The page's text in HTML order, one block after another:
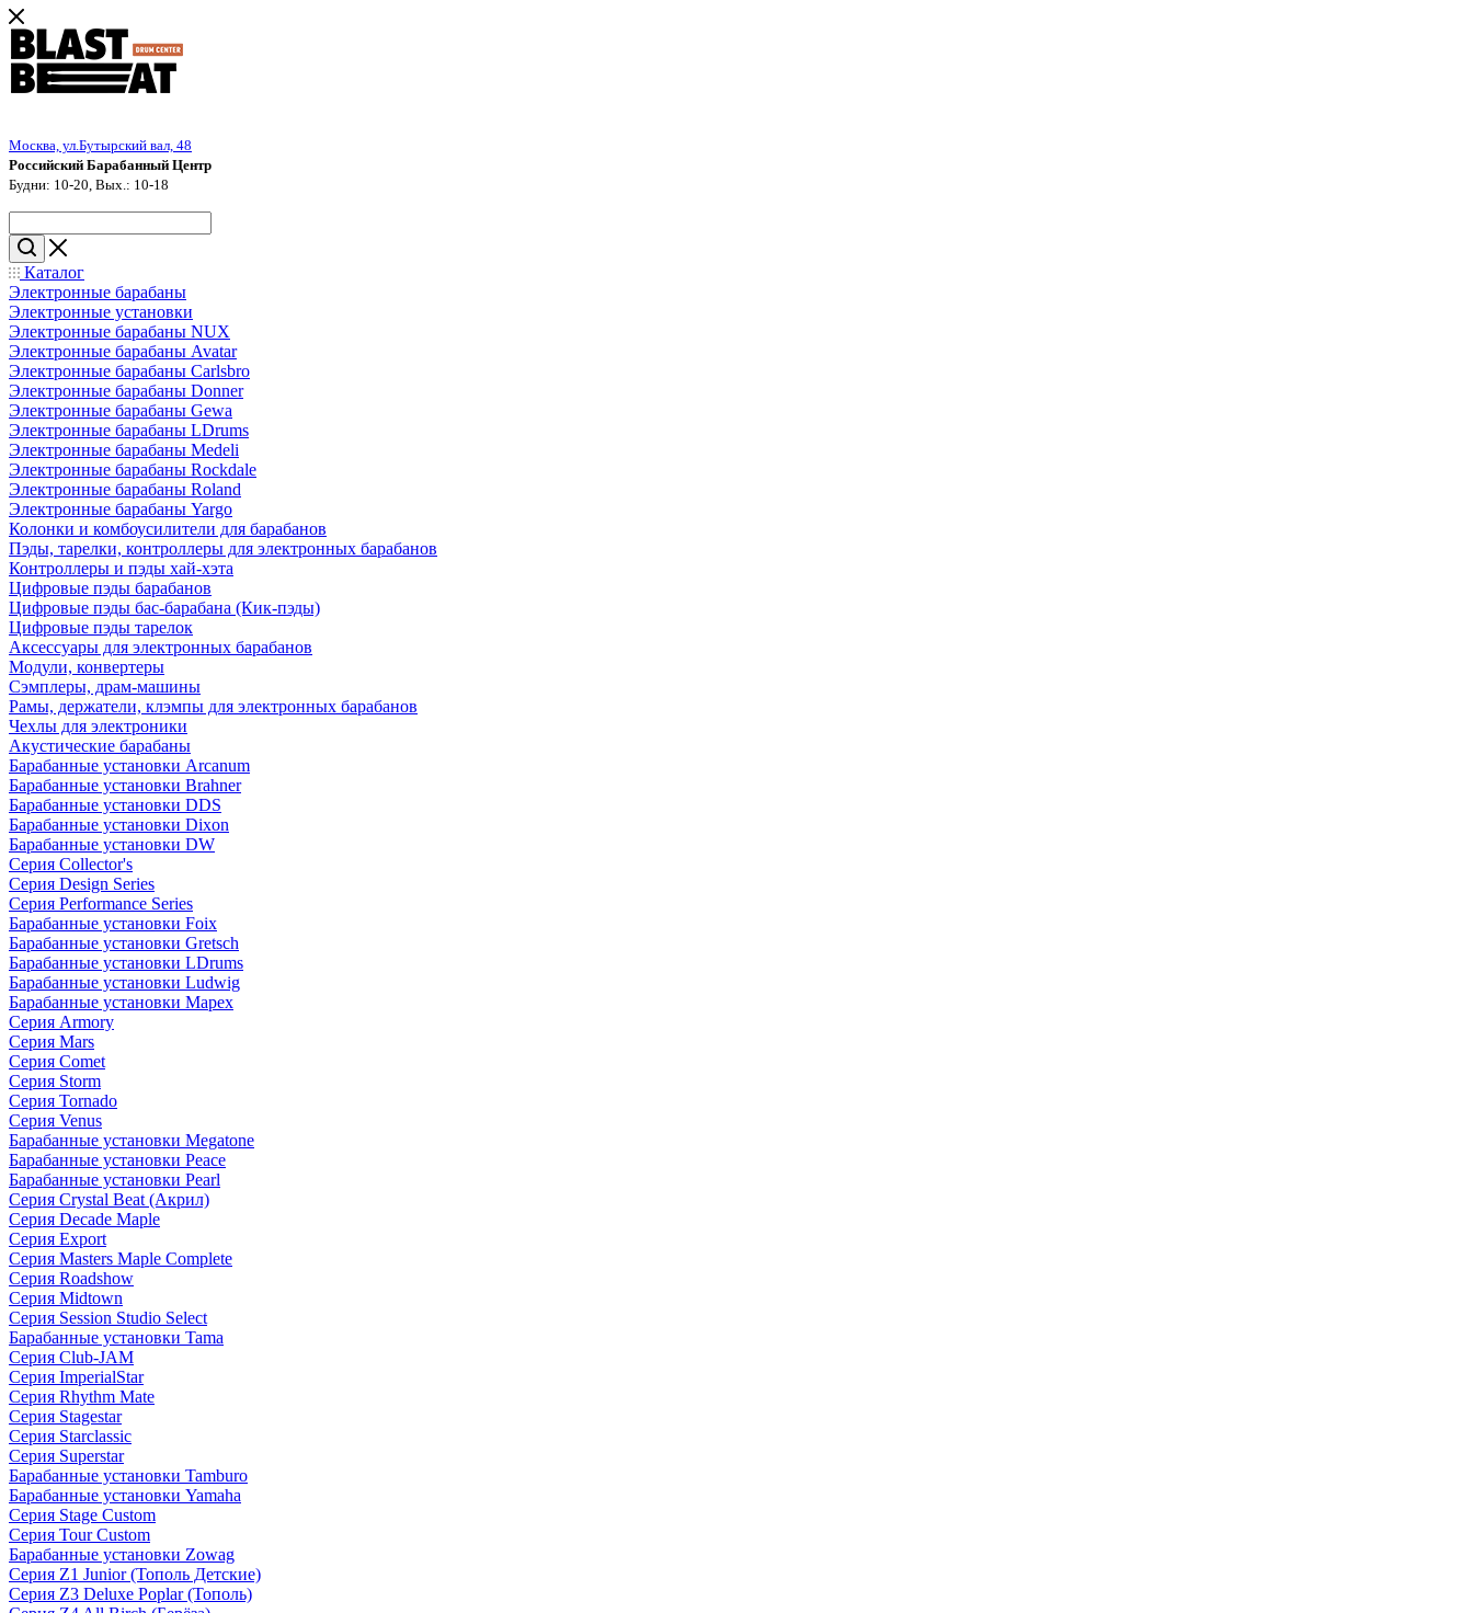
Москва, ул.Бутырский вал, 48
Российский Барабанный Центр
Будни: 10-20, Вых.: 10-18
Каталог
Электронные барабаны
Электронные установки
Электронные барабаны NUX
Электронные барабаны Avatar
Электронные барабаны Carlsbro
Электронные барабаны Donner
Электронные барабаны Gewa
Электронные барабаны LDrums
Электронные барабаны Medeli
Электронные барабаны Rockdale
Электронные барабаны Roland
Электронные барабаны Yargo
Колонки и комбоусилители для барабанов
Пэды, тарелки, контроллеры для электронных барабанов
Контроллеры и пэды хай-хэта
Цифровые пэды барабанов
Цифровые пэды бас-барабана (Кик-пэды)
Цифровые пэды тарелок
Аксессуары для электронных барабанов
Модули, конвертеры
Сэмплеры, драм-машины
Рамы, держатели, клэмпы для электронных барабанов
Чехлы для электроники
Акустические барабаны
Барабанные установки Arcanum
Барабанные установки Brahner
Барабанные установки DDS
Барабанные установки Dixon
Барабанные установки DW
Серия Collector's
Серия Design Series
Серия Performance Series
Барабанные установки Foix
Барабанные установки Gretsch
Барабанные установки LDrums
Барабанные установки Ludwig
Барабанные установки Mapex
Серия Armory
Серия Mars
Серия Comet
Серия Storm
Серия Tornado
Серия Venus
Барабанные установки Megatone
Барабанные установки Peace
Барабанные установки Pearl
Серия Crystal Beat (Акрил)
Серия Decade Maple
Серия Export
Серия Masters Maple Complete
Серия Roadshow
Серия Midtown
Серия Session Studio Select
Барабанные установки Tama
Серия Club-JAM
Серия ImperialStar
Серия Rhythm Mate
Серия Stagestar
Серия Starclassic
Серия Superstar
Барабанные установки Tamburo
Барабанные установки Yamaha
Серия Stage Custom
Серия Tour Custom
Барабанные установки Zowag
Серия Z1 Junior (Тополь Детские)
Серия Z3 Deluxe Poplar (Тополь)